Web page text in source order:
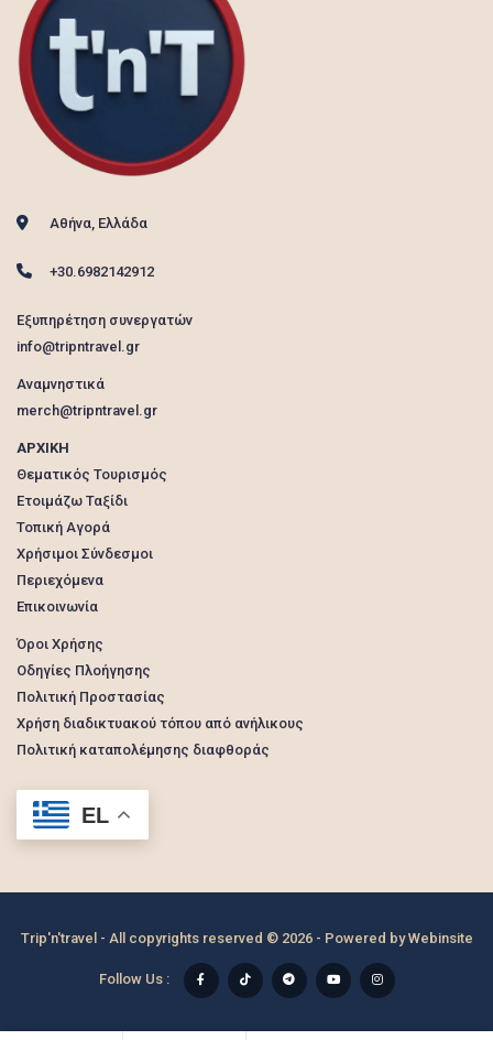
Αθήνα, Ελλάδα
+30.6982142912
Εξυπηρέτηση συνεργατών
info@tripntravel.gr
Αναμνηστικά
merch@tripntravel.gr
ΑΡΧΙΚΗ
Θεματικός Τουρισμός
Ετοιμάζω Ταξίδι
Τοπική Αγορά
Χρήσιμοι Σύνδεσμοι
Περιεχόμενα
Επικοινωνία
Όροι Χρήσης
Οδηγίες Πλοήγησης
Πολιτική Προστασίας
Χρήση διαδικτυακού τόπου από ανήλικους
Πολιτική καταπολέμησης διαφθοράς
EL
Trip'n'travel - All copyrights reserved © 2026 - Powered byWebinsite
Follow Us :